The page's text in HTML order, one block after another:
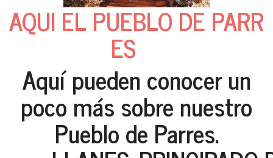
AQUI EL PUEBLO DE PARR
ES
Aquí pueden conocer un
poco más sobre nuestro
Pueblo de Parres.